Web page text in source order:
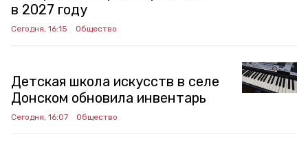
в 2027 году
Сегодня, 16:15 Общество
Детская школа искусств в селе
Донском обновила инвентарь
Сегодня, 16:07 Общество